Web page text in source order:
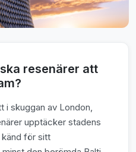
resenärer att
i skuggan av London,
upptäcker stadens
känd för sitt